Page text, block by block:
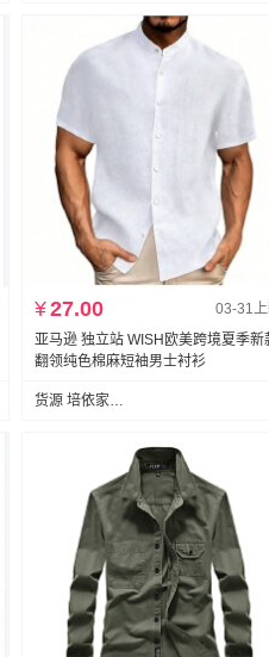
03-31
¥27.00
亚马逊 独立站 WISH欧美跨境夏季新
翻领纯色棉麻短袖男士衬衫
货源 培依家跨境女装